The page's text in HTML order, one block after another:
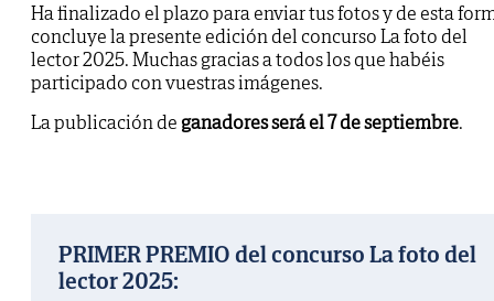
Ha finalizado el plazo para enviar tus fotos y de esta
concluye la presente edición del concurso La foto del
lector 2025. Muchas gracias a todos los que habéis
participado con vuestras imágenes.
La publicación de ganadores será el 7 de septiembre.
PRIMER PREMIO del concurso La foto del
lector 2025: